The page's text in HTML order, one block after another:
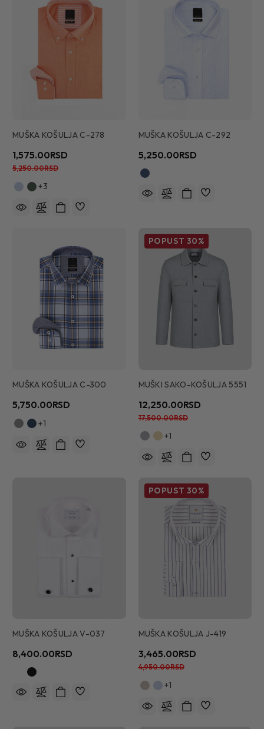
MUŠKA KOŠULJA C-278
1,575.00RSD
5,250.00RSD
+3
MUŠKA KOŠULJA C-292
5,250.00RSD
MUŠKA KOŠULJA C-300
5,750.00RSD
+1
POPUST 30%
MUŠKI SAKO-KOŠULJA 5551
12,250.00RSD
17,500.00RSD
+1
MUŠKA KOŠULJA V-037
8,400.00RSD
POPUST 30%
MUŠKA KOŠULJA J-419
3,465.00RSD
4,950.00RSD
+1